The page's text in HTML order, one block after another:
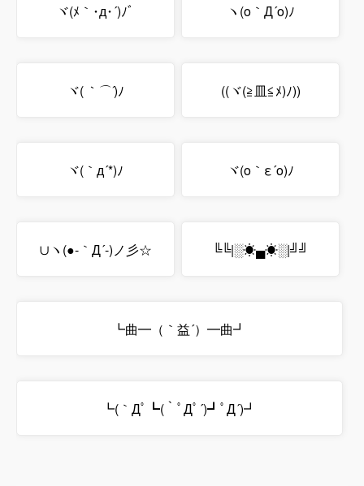
ヾ(ﾒ｀･д･´)ﾉﾞ ヽ(o｀Д´o)ﾉ
ヾ(｀⌒´)ﾉ ((ヾ(≧皿≦ﾒ)ﾉ))
ヾ(｀д´*)ﾉ ヾ(o｀ε´o)ﾉ
∪ヽ(●-｀Д´-)ノ彡☆ ╚╚|░☀▄☀░|╝╝
┗曲━（｀益´）━曲┛
┗(｀Дﾟ┗(｀ﾟДﾟ´)┛ﾟД´)┛